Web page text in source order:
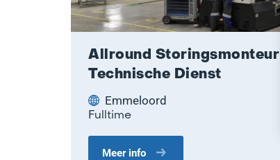
Allround Storingsmonteur
Technische Dienst
Emmeloord
Fulltime
Meer info